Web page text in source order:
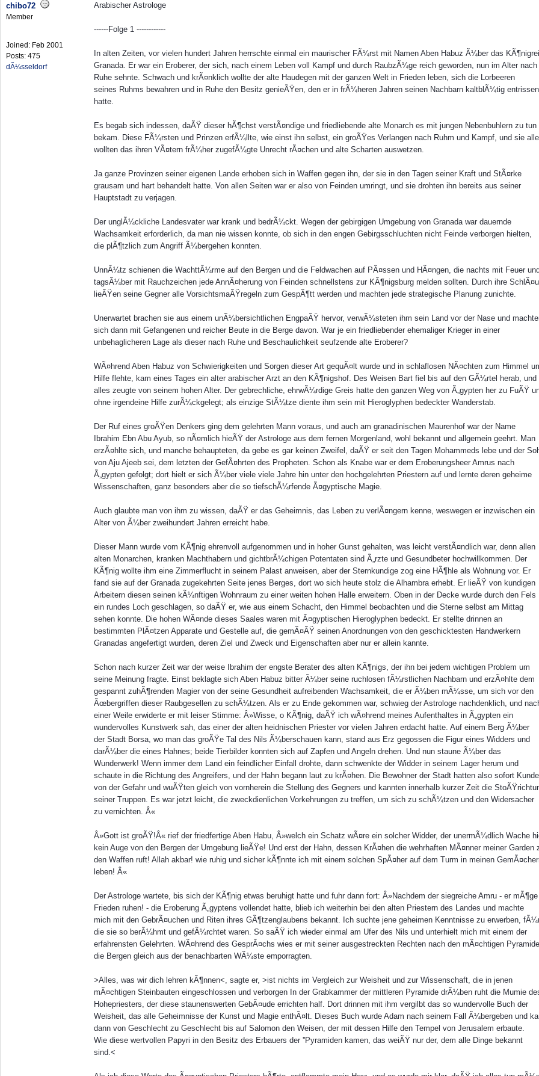
chibo72
Member
Joined: Feb 2001
Posts: 475
dÃ¼sseldorf
Arabischer Astrologe
------Folge 1 ------------
In alten Zeiten, vor vielen hundert Jahren herrschte einmal ein maurischer FÃ¼rst mit Namen Aben Habuz Ã¼ber das
Granada. Er war ein Eroberer, der sich, nach einem Leben voll Kampf und durch RaubzÃ¼ge reich geworden, nun im Alter nach
Ruhe sehnte. Schwach und krÃ¤nklich wollte der alte Haudegen mit der ganzen Welt in Frieden leben, sich die Lorbeeren
seines Ruhms bewahren und in Ruhe den Besitz genieÃŸen, den er in frÃ¼heren Jahren seinen Nachbarn kaltblÃ¼tig entrissen
hatte.
Es begab sich indessen, daÃŸ dieser hÃ¶chst verstÃ¤ndige und friedliebende alte Monarch es mit jungen Nebenbuhlern zu tun
bekam. Diese FÃ¼rsten und Prinzen erfÃ¼llte, wie einst ihn selbst, ein groÃŸes Verlangen nach Ruhm und Kampf, und sie alle
wollten das ihren VÃ¤tern frÃ¼her zugefÃ¼gte Unrecht rÃ¤chen und alte Scharten auswetzen.
Ja ganze Provinzen seiner eigenen Lande erhoben sich in Waffen gegen ihn, der sie in den Tagen seiner Kraft und StÃ¤rke
grausam und hart behandelt hatte. Von allen Seiten war er also von Feinden umringt, und sie drohten ihn bereits aus seiner
Hauptstadt zu verjagen.
Der unglÃ¼ckliche Landesvater war krank und bedrÃ¼ckt. Wegen der gebirgigen Umgebung von Granada war dauernde
Wachsamkeit erforderlich, da man nie wissen konnte, ob sich in den engen Gebirgsschluchten nicht Feinde verborgen hielten,
die plÃ¶tzlich zum Angriff Ã¼bergehen konnten.
UnnÃ¼tz schienen die WachttÃ¼rme auf den Bergen und die Feldwachen auf PÃ¤ssen und HÃ¤ngen, die nachts mit Feuer
tagsÃ¼ber mit Rauchzeichen jede AnnÃ¤herung von Feinden schnellstens zur KÃ¶nigsburg melden sollten. Durch ihre
lieÃŸen seine Gegner alle VorsichtsmaÃŸregeln zum GespÃ¶tt werden und machten jede strategische Planung zunichte.
Unerwartet brachen sie aus einem unÃ¼bersichtlichen EngpaÃŸ hervor, verwÃ¼steten ihm sein Land vor der Nase und
sich dann mit Gefangenen und reicher Beute in die Berge davon. War je ein friedliebender ehemaliger Krieger in einer
unbehaglicheren Lage als dieser nach Ruhe und Beschaulichkeit seufzende alte Eroberer?
WÃ¤hrend Aben Habuz von Schwierigkeiten und Sorgen dieser Art gequÃ¤lt wurde und in schlaflosen NÃ¤chten zum Himmel
Hilfe flehte, kam eines Tages ein alter arabischer Arzt an den KÃ¶nigshof. Des Weisen Bart fiel bis auf den GÃ¼rtel herab, und
alles zeugte von seinem hohen Alter. Der gebrechliche, ehrwÃ¼rdige Greis hatte den ganzen Weg von Ã„gypten her zu FuÃŸ
ohne irgendeine Hilfe zurÃ¼ckgelegt; als einzige StÃ¼tze diente ihm sein mit Hieroglyphen bedeckter Wanderstab.
Der Ruf eines groÃŸen Denkers ging dem gelehrten Mann voraus, und auch am granadinischen Maurenhof war der Name
Ibrahim Ebn Abu Ayub, so nÃ¤mlich hieÃŸ der Astrologe aus dem fernen Morgenland, wohl bekannt und allgemein geehrt. Man
erzÃ¤hlte sich, und manche behaupteten, da gebe es gar keinen Zweifel, daÃŸ er seit den Tagen Mohammeds lebe und der
von Aju Ajeeb sei, dem letzten der GefÃ¤hrten des Propheten. Schon als Knabe war er dem Eroberungsheer Amrus nach
Ã„gypten gefolgt; dort hielt er sich Ã¼ber viele viele Jahre hin unter den hochgelehrten Priestern auf und lernte deren geheime
Wissenschaften, ganz besonders aber die so tiefschÃ¼rfende Ã¤gyptische Magie.
Auch glaubte man von ihm zu wissen, daÃŸ er das Geheimnis, das Leben zu verlÃ¤ngern kenne, weswegen er inzwischen ein
Alter von Ã¼ber zweihundert Jahren erreicht habe.
Dieser Mann wurde vom KÃ¶nig ehrenvoll aufgenommen und in hoher Gunst gehalten, was leicht verstÃ¤ndlich war, denn allen
alten Monarchen, kranken Machthabern und gichtbrÃ¼chigen Potentaten sind Ã„rzte und Gesundbeter hochwillkommen. Der
KÃ¶nig wollte ihm eine Zimmerflucht in seinem Palast anweisen, aber der Sternkundige zog eine HÃ¶hle als Wohnung vor. Er
fand sie auf der Granada zugekehrten Seite jenes Berges, dort wo sich heute stolz die Alhambra erhebt. Er lieÃŸ von kundigen
Arbeitern diesen seinen kÃ¼nftigen Wohnraum zu einer weiten hohen Halle erweitern. Oben in der Decke wurde durch den Fels
ein rundes Loch geschlagen, so daÃŸ er, wie aus einem Schacht, den Himmel beobachten und die Sterne selbst am Mittag
sehen konnte. Die hohen WÃ¤nde dieses Saales waren mit Ã¤gyptischen Hieroglyphen bedeckt. Er stellte drinnen an
bestimmten PlÃ¤tzen Apparate und Gestelle auf, die gemÃ¤ÃŸ seinen Anordnungen von den geschicktesten Handwerkern
Granadas angefertigt wurden, deren Ziel und Zweck und Eigenschaften aber nur er allein kannte.
Schon nach kurzer Zeit war der weise Ibrahim der engste Berater des alten KÃ¶nigs, der ihn bei jedem wichtigen Problem um
seine Meinung fragte. Einst beklagte sich Aben Habuz bitter Ã¼ber seine ruchlosen fÃ¼rstlichen Nachbarn und erzÃ¤hlte dem
gespannt zuhÃ¶renden Magier von der seine Gesundheit aufreibenden Wachsamkeit, die er Ã¼ben mÃ¼sse, um sich vor den
Ãœbergriffen dieser Raubgesellen zu schÃ¼tzen. Als er zu Ende gekommen war, schwieg der Astrologe nachdenklich, und
einer Weile erwiderte er mit leiser Stimme: Â»Wisse, o KÃ¶nig, daÃŸ ich wÃ¤hrend meines Aufenthaltes in Ã„gypten ein
wundervolles Kunstwerk sah, das einer der alten heidnischen Priester vor vielen Jahren erdacht hatte. Auf einem Berg Ã¼ber
der Stadt Borsa, wo man das groÃŸe Tal des Nils Ã¼berschauen kann, stand aus Erz gegossen die Figur eines Widders und
darÃ¼ber die eines Hahnes; beide Tierbilder konnten sich auf Zapfen und Angeln drehen. Und nun staune Ã¼ber das
Wunderwerk! Wenn immer dem Land ein feindlicher Einfall drohte, dann schwenkte der Widder in seinem Lager herum und
schaute in die Richtung des Angreifers, und der Hahn begann laut zu krÃ¤hen. Die Bewohner der Stadt hatten also sofort Kunde
von der Gefahr und wuÃŸten gleich von vornherein die Stellung des Gegners und kannten innerhalb kurzer Zeit die
seiner Truppen. Es war jetzt leicht, die zweckdienlichen Vorkehrungen zu treffen, um sich zu schÃ¼tzen und den Widersacher
zu vernichten. Â«
Â»Gott ist groÃŸ!Â« rief der friedfertige Aben Habu, Â»welch ein Schatz wÃ¤re ein solcher Widder, der unermÃ¼dlich Wache
kein Auge von den Bergen der Umgebung lieÃŸe! Und erst der Hahn, dessen KrÃ¤hen die wehrhaften MÃ¤nner meiner Garden
den Waffen ruft! Allah akbar! wie ruhig und sicher kÃ¶nnte ich mit einem solchen SpÃ¤her auf dem Turm in meinen
leben! Â«
Der Astrologe wartete, bis sich der KÃ¶nig etwas beruhigt hatte und fuhr dann fort: Â»Nachdem der siegreiche Amru - er
Frieden ruhen! - die Eroberung Ã„gyptens vollendet hatte, blieb ich weiterhin bei den alten Priestern des Landes und machte
mich mit den GebrÃ¤uchen und Riten ihres GÃ¶tzenglaubens bekannt. Ich suchte jene geheimen Kenntnisse zu erwerben,
die sie so berÃ¼hmt und gefÃ¼rchtet waren. So saÃŸ ich wieder einmal am Ufer des Nils und unterhielt mich mit einem der
erfahrensten Gelehrten. WÃ¤hrend des GesprÃ¤chs wies er mit seiner ausgestreckten Rechten nach den mÃ¤chtigen
die Bergen gleich aus der benachbarten WÃ¼ste emporragten.
>Alles, was wir dich lehren kÃ¶nnen<, sagte er, >ist nichts im Vergleich zur Weisheit und zur Wissenschaft, die in jenen
mÃ¤chtigen Steinbauten eingeschlossen und verborgen In der Grabkammer der mittleren Pyramide drÃ¼ben ruht die Mumie
Hohepriesters, der diese staunenswerten GebÃ¤ude errichten half. Dort drinnen mit ihm vergilbt das so wundervolle Buch der
Weisheit, das alle Geheimnisse der Kunst und Magie enthÃ¤lt. Dieses Buch wurde Adam nach seinem Fall Ã¼bergeben und
dann von Geschlecht zu Geschlecht bis auf Salomon den Weisen, der mit dessen Hilfe den Tempel von Jerusalem erbaute.
Wie diese wertvollen Papyri in den Besitz des Erbauers der ''Pyramiden kamen, das weiÃŸ nur der, dem alle Dinge bekannt
sind.<